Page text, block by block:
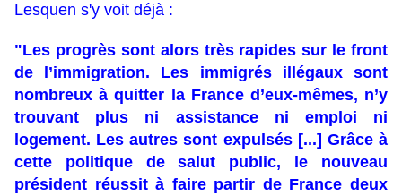
Lesquen s'y voit déjà :
"Les progrès sont alors très rapides sur le front
de l’immigration. Les immigrés illégaux sont
nombreux à quitter la France d’eux-mêmes, n’y
trouvant plus ni assistance ni emploi ni
logement. Les autres sont expulsés [...] Grâce à
cette politique de salut public, le nouveau
président réussit à faire partir de France deux